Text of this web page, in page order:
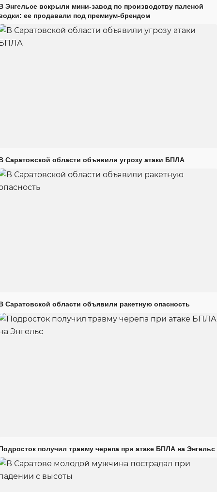
Энгельсе вскрыли мини-завод по производству паленой
ее продавали под премиум-брендом
Саратовской области объявили угрозу атаки БПЛА
Саратовской области объявили ракетную опасность
получил травму черепа при атаке БПЛА на Энгельс